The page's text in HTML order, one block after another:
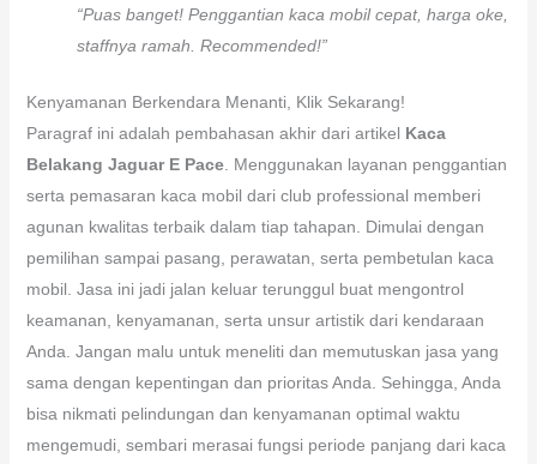
“Puas banget! Penggantian kaca mobil cepat, harga oke,
staffnya ramah. Recommended!”
Kenyamanan Berkendara Menanti, Klik Sekarang!
Paragraf ini adalah pembahasan akhir dari artikel Kaca
Belakang Jaguar E Pace. Menggunakan layanan penggantian
serta pemasaran kaca mobil dari club professional memberi
agunan kwalitas terbaik dalam tiap tahapan. Dimulai dengan
pemilihan sampai pasang, perawatan, serta pembetulan kaca
mobil. Jasa ini jadi jalan keluar terunggul buat mengontrol
keamanan, kenyamanan, serta unsur artistik dari kendaraan
Anda. Jangan malu untuk meneliti dan memutuskan jasa yang
sama dengan kepentingan dan prioritas Anda. Sehingga, Anda
bisa nikmati pelindungan dan kenyamanan optimal waktu
mengemudi, sembari merasai fungsi periode panjang dari kaca